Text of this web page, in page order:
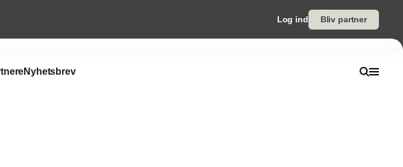
Log ind Bliv partner
Nyhetsbrev